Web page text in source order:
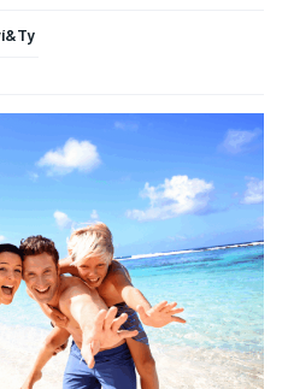
vaše zdraví.
a rady pro zdravý životní
o různých onemocněních,
jógy a rady pro